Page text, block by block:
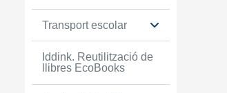
Transport escolar
Iddink. Reutilització de
llibres EcoBooks